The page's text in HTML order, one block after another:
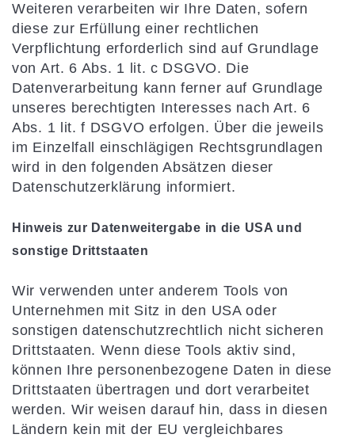
Weiteren verarbeiten wir Ihre Daten, sofern
diese zur Erfüllung einer rechtlichen
Verpflichtung erforderlich sind auf Grundlage
von Art. 6 Abs. 1 lit. c DSGVO. Die
Datenverarbeitung kann ferner auf Grundlage
unseres berechtigten Interesses nach Art. 6
Abs. 1 lit. f DSGVO erfolgen. Über die jeweils
im Einzelfall einschlägigen Rechtsgrundlagen
wird in den folgenden Absätzen dieser
Datenschutzerklärung informiert.
Hinweis zur Datenweitergabe in die USA und
sonstige Drittstaaten
Wir verwenden unter anderem Tools von
Unternehmen mit Sitz in den USA oder
sonstigen datenschutzrechtlich nicht sicheren
Drittstaaten. Wenn diese Tools aktiv sind,
können Ihre personenbezogene Daten in diese
Drittstaaten übertragen und dort verarbeitet
werden. Wir weisen darauf hin, dass in diesen
Ländern kein mit der EU vergleichbares